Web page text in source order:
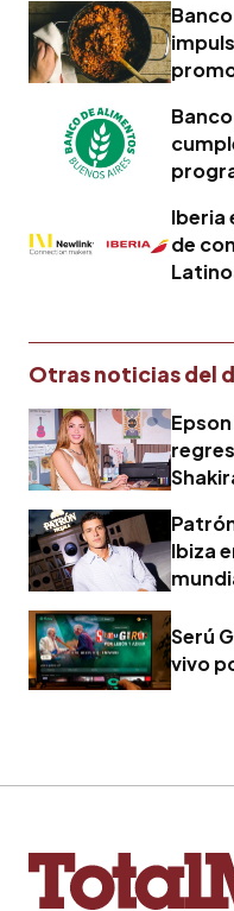
Iberia
de
Otras noticias del
Ibiza
Serú
vivo